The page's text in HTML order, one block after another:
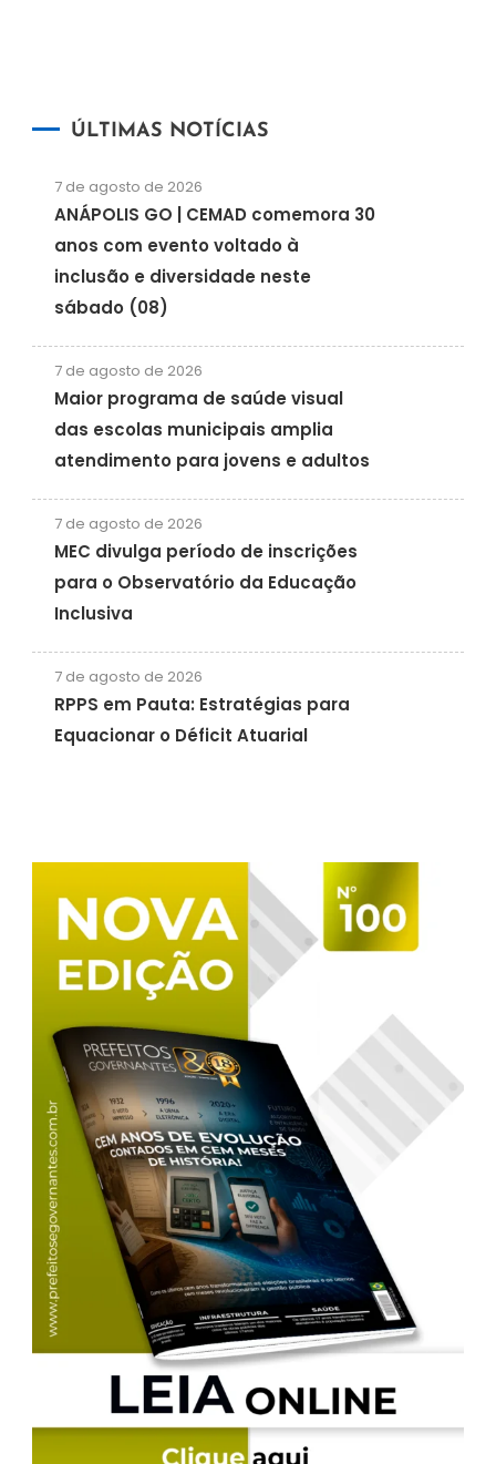
ÚLTIMAS NOTÍCIAS
7 de agosto de 2026
ANÁPOLIS GO | CEMAD comemora 30
anos com evento voltado à
inclusão e diversidade neste
sábado (08)
7 de agosto de 2026
Maior programa de saúde visual
das escolas municipais amplia
atendimento para jovens e adultos
7 de agosto de 2026
MEC divulga período de inscrições
para o Observatório da Educação
Inclusiva
7 de agosto de 2026
RPPS em Pauta: Estratégias para
Equacionar o Déficit Atuarial